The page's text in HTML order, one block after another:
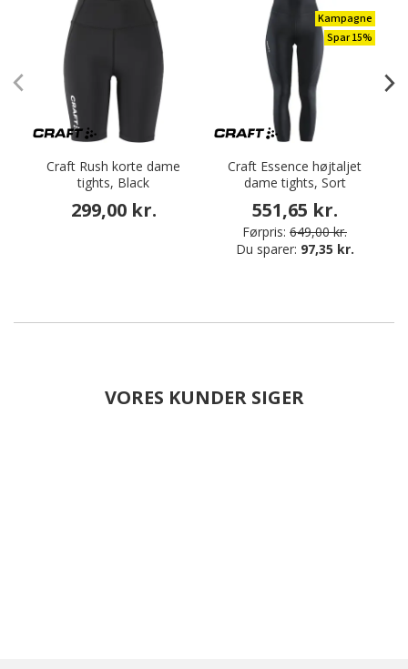
Craft Rush korte dame
tights, Black
299,00 kr.
Kampagne
Spar 15%
Craft Essence højtaljet
dame tights, Sort
551,65 kr.
Førpris: 649,00 kr.
Du sparer: 97,35 kr.
VORES KUNDER SIGER